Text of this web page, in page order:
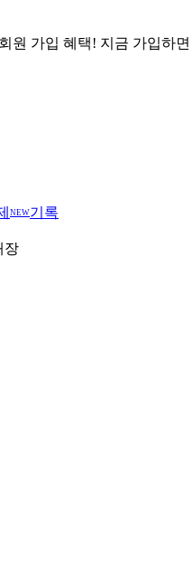
원 가입 혜택! 지금 가입하면
NEW기록
장